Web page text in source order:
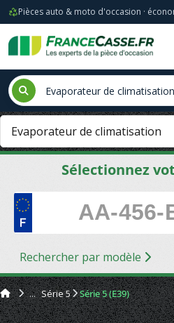
Pièces auto & moto d'occasion ·
Sélectionnez
Rechercher par modèle
Série 5 Série 5 (E39)